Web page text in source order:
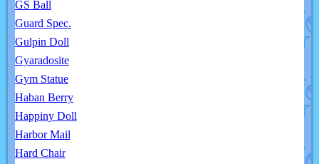
GS Ball
Guard Spec.
Gulpin Doll
Gyaradosite
Gym Statue
Haban Berry
Happiny Doll
Harbor Mail
Hard Chair